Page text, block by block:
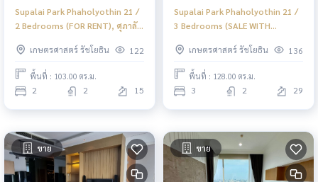
Supalai Park Phaholyothin 21 /
2 Bedrooms (FOR RENT), ศุภาลัย
(เช่า) PINP308
เกษตรศาสตร์ รัชโยธิน 122
พื้นที่ : 103.00 ตร.ม.
2 2 15
Supalai Park Phaholyothin 21 /
3 Bedrooms (SALE WITH
21 / 3 ห้องนอน (ขายพร้อมผู้เช่า)
PINP305
เกษตรศาสตร์ รัชโยธิน 136
พื้นที่ : 128.00 ตร.ม.
3 2 29
ขาย ขาย